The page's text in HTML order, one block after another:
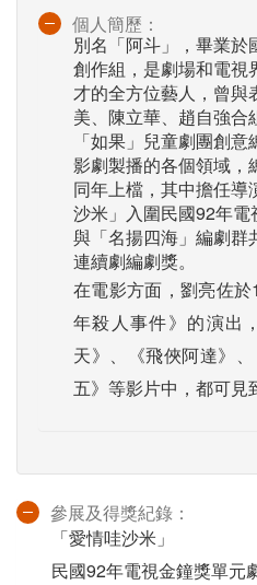
個人簡歷：
別名「阿斗」，畢業
創作組，是劇場和電視
才的全方位藝人，曾與
美、陳立華、趙自強
「如果」兒童劇團創
影劇製播的各個領域，
同年上檔，其中擔任導
沙米」入圍民國92年
與「名揚四海」編劇群
連續劇編劇獎。
在電影方面，劉亮佐
年殺人事件》的演出
天》、《飛俠阿達》
五》等影片中，都可見
參展及得獎紀錄：
「愛情哇沙米」
民國92年電視金鐘獎單元